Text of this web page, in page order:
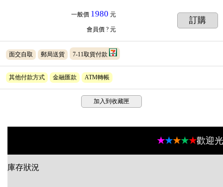
一般價 1980 元
會員價 ? 元
訂購
面交自取 郵局送貨 7-11取貨付款
其他付款方式 金融匯款 ATM轉帳
加入到收藏匣
★★★★★歡迎
庫存狀況